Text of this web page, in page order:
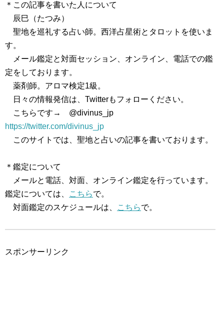
＊この記事を書いた人について
辰巳（たつみ）
聖地を巡礼する占い師。西洋占星術とタロットを使いま
す。
メール鑑定と対面セッション、オンライン、電話での鑑
定をしております。
薬剤師。アロマ検定1級。
日々の情報発信は、Twitterもフォローください。
こちらです→ @divinus_jp
https://twitter.com/divinus_jp
このサイトでは、聖地と占いの記事を書いております。
＊鑑定について
メールと電話、対面、オンライン鑑定を行っています。
鑑定については、
こちらで。
対面鑑定のスケジュールは、
こちらで。
スポンサーリンク